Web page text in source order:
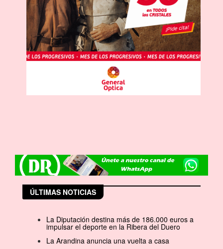
ÚLTIMAS NOTICIAS
La Diputación destina más de 186.000 euros a
impulsar el deporte en la Ribera del Duero
La Arandina anuncia una vuelta a casa